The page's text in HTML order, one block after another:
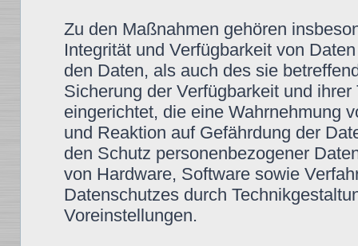
Zu den Maßnahmen gehören
Integrität und Verfügbarkeit von
den Daten, als auch des sie
Sicherung der Verfügbarkeit und
eingerichtet, die eine Wahrnehmung
und Reaktion auf Gefährdung der
den Schutz personenbezogener
von Hardware, Software sowie
Datenschutzes durch
Voreinstellungen.